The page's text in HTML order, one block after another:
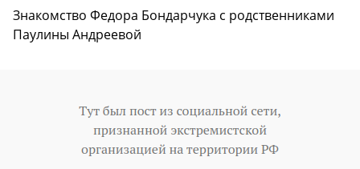
Знакомство Федора Бондарчука с родственниками
Паулины Андреевой